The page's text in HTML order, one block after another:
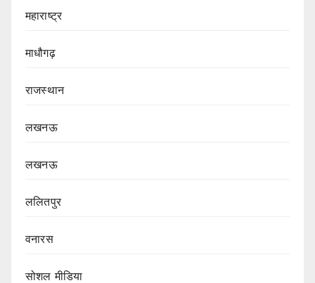
महाराष्ट्र
माधौगढ़
राजस्थान
लखनऊ
लखनऊ
ललितपुर
वनारस
सोशल मीडिया